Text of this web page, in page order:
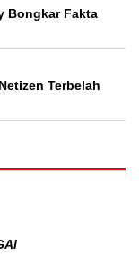
Bongkar Fakta
Terbelah